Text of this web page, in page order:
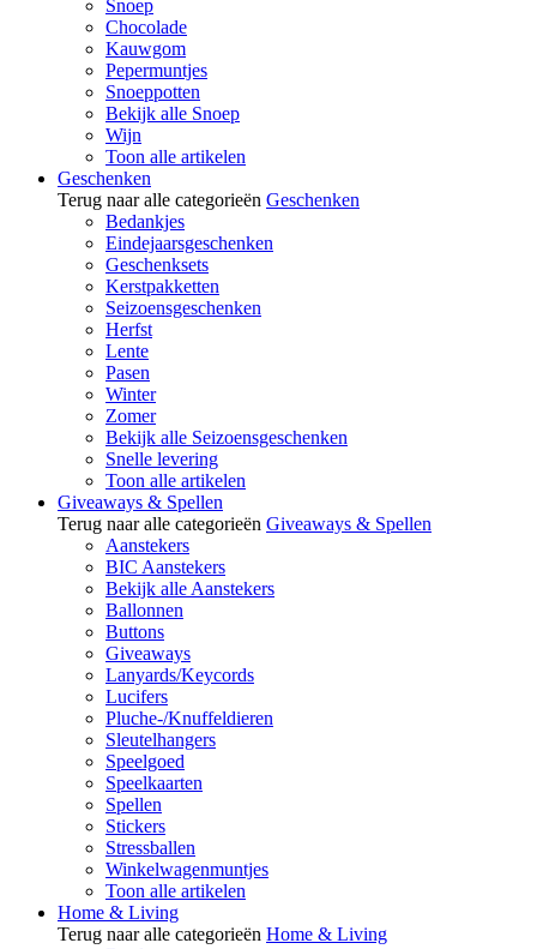
Snoep
Chocolade
Kauwgom
Pepermuntjes
Snoeppotten
Bekijk alle Snoep
Wijn
Toon alle artikelen
Geschenken
Terug naar alle categorieën Geschenken
Bedankjes
Eindejaarsgeschenken
Geschenksets
Kerstpakketten
Seizoensgeschenken
Herfst
Lente
Pasen
Winter
Zomer
Bekijk alle Seizoensgeschenken
Snelle levering
Toon alle artikelen
Giveaways & Spellen
Terug naar alle categorieën Giveaways & Spellen
Aanstekers
BIC Aanstekers
Bekijk alle Aanstekers
Ballonnen
Buttons
Giveaways
Lanyards/Keycords
Lucifers
Pluche-/Knuffeldieren
Sleutelhangers
Speelgoed
Speelkaarten
Spellen
Stickers
Stressballen
Winkelwagenmuntjes
Toon alle artikelen
Home & Living
Terug naar alle categorieën Home & Living